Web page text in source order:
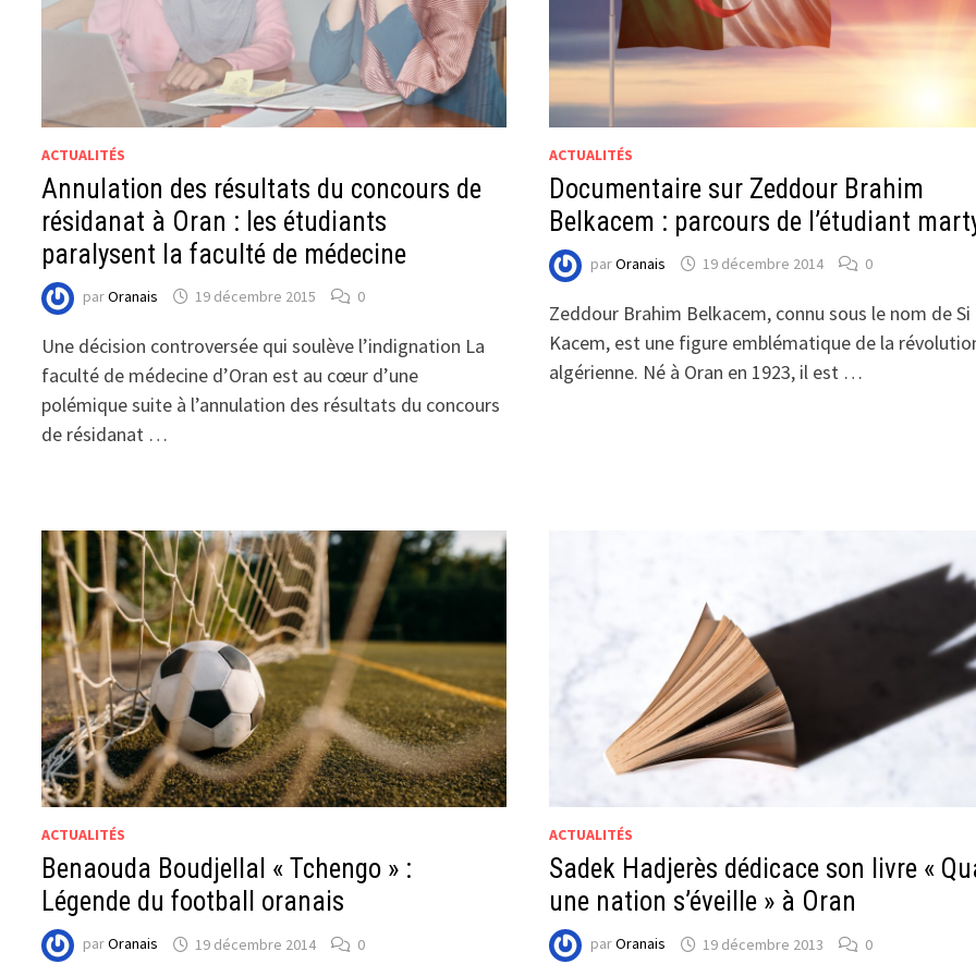
ACTUALITÉS
Annulation des résultats du concours de
résidanat à Oran : les étudiants
paralysent la faculté de médecine
parOranais 19 décembre 2015 0
Une décision controversée qui soulève l’indignation La
faculté de médecine d’Oran est au cœur d’une
polémique suite à l’annulation des résultats du concours
de résidanat …
ACTUALITÉS
Documentaire sur Zeddour Brahim
Belkacem : parcours de l’étudiant
parOranais 19 décembre 2014 0
Zeddour Brahim Belkacem, connu sous le nom de Si
Kacem, est une figure emblématique de la
algérienne. Né à Oran en 1923, il est …
ACTUALITÉS
Benaouda Boudjellal « Tchengo » :
Légende du football oranais
parOranais 19 décembre 2014 0
ACTUALITÉS
Sadek Hadjerès dédicace son livre «
une nation s’éveille » à Oran
parOranais 19 décembre 2013 0